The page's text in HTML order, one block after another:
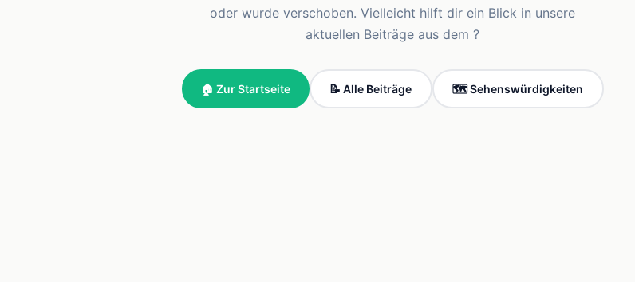
oder wurde verschoben. Vielleicht hilft dir ein Blick in unsere
aktuellen Beiträge aus dem ?
🏠 Zur Startseite 📝 Alle Beiträge 🗺️ Sehenswürdigkeiten